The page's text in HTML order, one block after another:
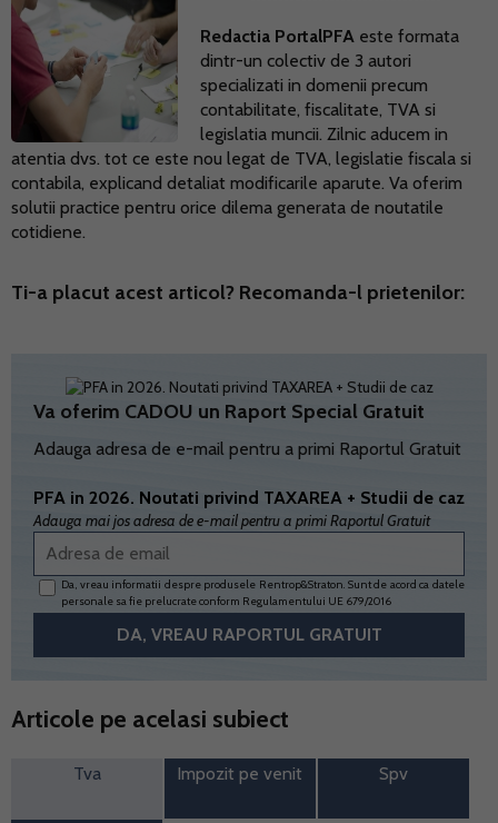
Redactia PortalPFA este formata
dintr-un colectiv de 3 autori
specializati in domenii precum
contabilitate, fiscalitate, TVA si
legislatia muncii. Zilnic aducem in
atentia dvs. tot ce este nou legat de TVA, legislatie fiscala si
contabila, explicand detaliat modificarile aparute. Va oferim
solutii practice pentru orice dilema generata de noutatile
cotidiene.
Ti-a placut acest articol? Recomanda-l prietenilor:
Va oferim CADOU un Raport Special Gratuit
Adauga adresa de e-mail pentru a primi Raportul Gratuit
PFA in 2026. Noutati privind TAXAREA + Studii de caz
Adauga mai jos adresa de e-mail pentru a primi Raportul Gratuit
Da, vreau informatii despre produsele Rentrop&Straton. Sunt de acord ca datele
personale sa fie prelucrate conform Regulamentului UE 679/2016
Articole pe acelasi subiect
Tva Impozit pe venit Spv